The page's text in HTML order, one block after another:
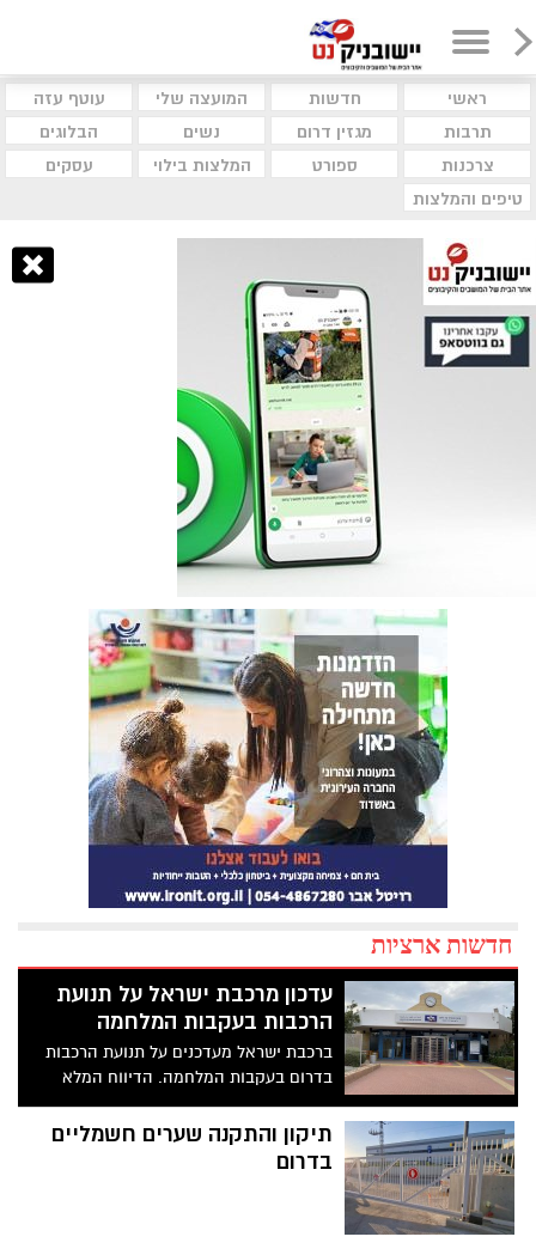
ראשי חדשות המועצה שלי
עוטף עזה
תרבות
מגזין דרום נשים
הבלוגים
צרכנות
ספורט המלצות בילוי
עסקים
טיפים והמלצות
חדשות ארציות
עדכון מרכבת ישראל על תנועת
הרכבות בעקבות המלחמה
ברכבת ישראל מעדכנים על תנועת הרכבות
בדרום בעקבות המלחמה. הדיווח המלא
תיקון והתקנה שערים חשמליים
בדרום